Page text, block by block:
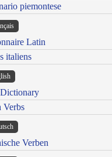
piemontese
Latin
italiens
Verbs
Verben